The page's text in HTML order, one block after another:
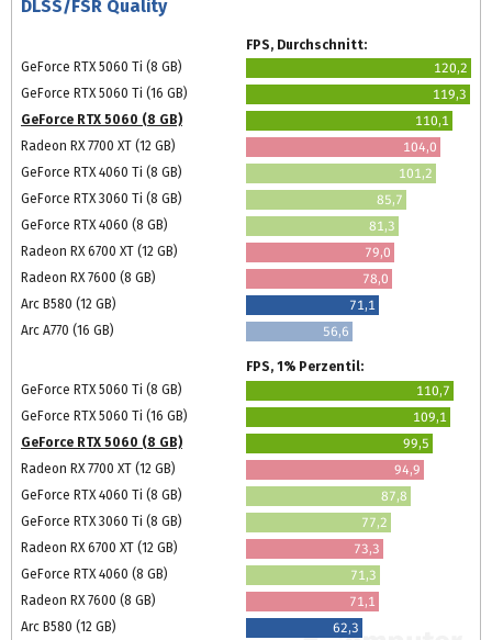
DLSS/FSR Quality
FPS, Durchschnitt:
GeForce RTX 5060 Ti (8 GB)
120,2
GeForce RTX 5060 Ti (16 GB)
119,3
GeForce RTX 5060 (8 GB)
110,1
Radeon RX 7700 XT (12 GB)
104,0
GeForce RTX 4060 Ti (8 GB)
101,2
GeForce RTX 3060 Ti (8 GB)
85,7
GeForce RTX 4060 (8 GB)
81,3
Radeon RX 6700 XT (12 GB)
79,0
Radeon RX 7600 (8 GB)
78,0
Arc B580 (12 GB)
71,1
Arc A770 (16 GB)
56,6
FPS, 1% Perzentil:
GeForce RTX 5060 Ti (8 GB)
110,7
GeForce RTX 5060 Ti (16 GB)
109,1
GeForce RTX 5060 (8 GB)
99,5
Radeon RX 7700 XT (12 GB)
94,9
GeForce RTX 4060 Ti (8 GB)
87,8
GeForce RTX 3060 Ti (8 GB)
77,2
Radeon RX 6700 XT (12 GB)
73,3
GeForce RTX 4060 (8 GB)
71,3
Radeon RX 7600 (8 GB)
71,1
Arc B580 (12 GB)
62,3